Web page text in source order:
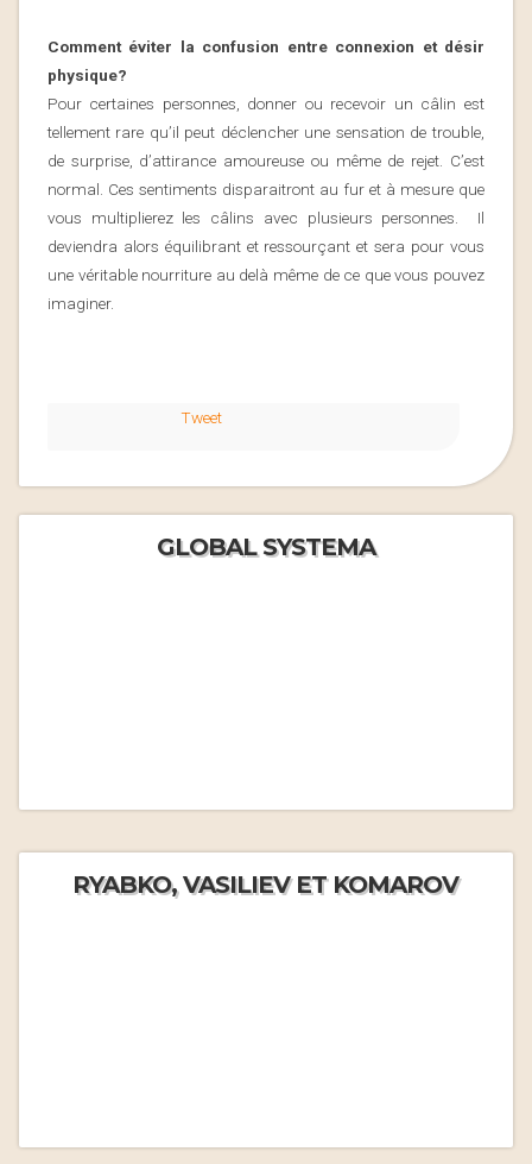
Comment éviter la confusion entre connexion et désir
physique?
Pour certaines personnes, donner ou recevoir un câlin est
tellement rare qu’il peut déclencher une sensation de trouble,
de surprise, d’attirance amoureuse ou même de rejet. C’est
normal. Ces sentiments disparaitront au fur et à mesure que
vous multiplierez les câlins avec plusieurs personnes. Il
deviendra alors équilibrant et ressourçant et sera pour vous
une véritable nourriture au delà même de ce que vous pouvez
imaginer.
Tweet
GLOBAL SYSTEMA
RYABKO, VASILIEV ET KOMAROV